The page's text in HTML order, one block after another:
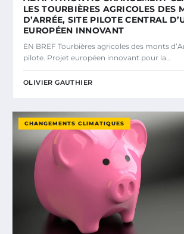
LES TOURBIÈRES AGRICOLES DES
D’ARRÉE, SITE PILOTE CENTRAL
EUROPÉEN INNOVANT
EN BREF Tourbières agricoles des monts
pilote. Projet européen innovant pour la…
OLIVIER GAUTHIER
CHANGEMENTS CLIMATIQUES